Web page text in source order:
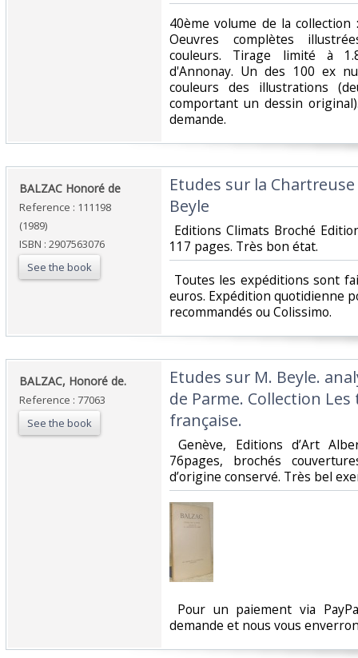
‎40ème volume de la
Oeuvres complètes
couleurs. Tirage limité à
d'Annonay. Un des 100 ex
couleurs des illustrations
comportant un dessin
demande.‎
‎BALZAC Honoré de ‎
Reference : 111198
(1989)
ISBN : 2907563076
See the book
‎Etudes sur la
Beyle ‎
Editions Climats Broché
117 pages. Très bon état.‎
Toutes les expéditions sont
euros. Expédition quotidienne
recommandés ou Colissimo. ‎
‎BALZAC, Honoré de.‎
Reference : 77063
See the book
‎Etudes sur M. Beyle.
de Parme. Collection
française.‎
Genève, Editions d’Art
76pages, brochés
d’origine conservé. Très bel
Pour un paiement via
demande et nous vous